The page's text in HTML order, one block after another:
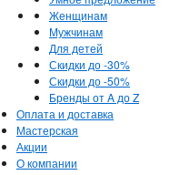
Женщинам
Мужчинам
Для детей
Скидки до -30%
Скидки до -50%
Бренды от A до Z
Оплата и доставка
Мастерская
Акции
О компании